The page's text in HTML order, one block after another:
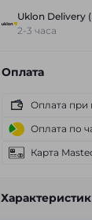
Uklon Delivery
2-3 часа
Оплата
Оплата при
Оплата по
Карта